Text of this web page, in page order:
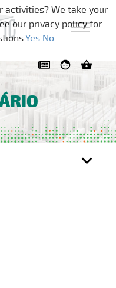
a navegação
activities? We take your
our privacy policy for
Yes No